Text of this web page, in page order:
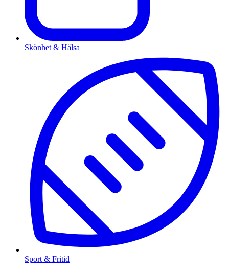
Skönhet & Hälsa
Sport & Fritid